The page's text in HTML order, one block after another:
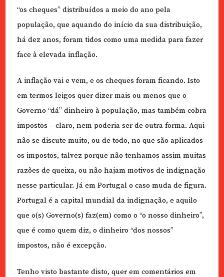
“os cheques” distribuídos a meio do ano pela
população, que aquando do início da sua distribuição,
há dez anos, foram tidos como uma medida para fazer
face à elevada inflação.
A inflação vai e vem, e os cheques foram ficando. Isto
em termos leigos quer dizer mais ou menos que o
Governo “dá” dinheiro à população, mas também cobra
impostos – claro, nem poderia ser de outra forma. Aqui
não se discute muito, ou de todo, no que são aplicados
os impostos, talvez porque não tenhamos assim muitas
razões de queixa, ou não hajam motivos de indignação
nesse particular. Já em Portugal o caso muda de figura.
Portugal é a capital mundial da indignação, e aquilo
que o(s) Governo(s) faz(em) como o “o nosso dinheiro”,
que é como quem diz, o dinheiro “dos nossos”
impostos, não é excepção.
Tenho visto bastante disto, quer em comentários em